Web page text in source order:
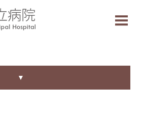
▼